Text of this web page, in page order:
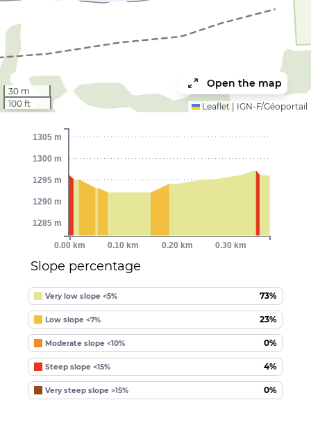
30 m
100 ft
Open the map
Leaflet IGN-F/Géoportail
Slope percentage
Very low slope <5% 73%
Low slope <7% 23%
Moderate slope <10% 0%
Steep slope <15% 4%
Very steep slope >15% 0%
0.00 km 0.10 km 0.20 km 0.30 km
1285 m
1290 m
1295 m
1300 m
1305 m